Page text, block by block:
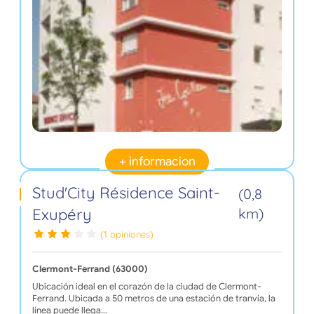
+ informacion
Stud'City Résidence Saint-
Exupéry
(0,8
km)
(1 opiniones)
Clermont-Ferrand (63000)
Ubicación ideal en el corazón de la ciudad de Clermont-
Ferrand. Ubicada a 50 metros de una estación de tranvía, la
línea puede llega…